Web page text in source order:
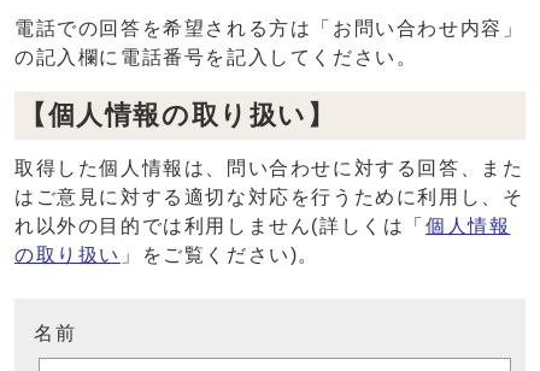
電話での回答を希望される方は「お問い合わせ内容」
の記入欄に電話番号を記入してください。
【個人情報の取り扱い】
取得した個人情報は、問い合わせに対する回答、また
はご意見に対する適切な対応を行うために利用し、そ
れ以外の目的では利用しません(詳しくは「 個人情報
の取り扱い 」をご覧ください)。
名前